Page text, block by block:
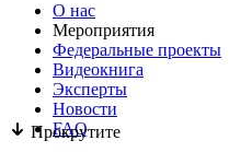
Прокрутите
О нас
Mероприятия
Федеральные проекты
Видеокнига
Эксперты
Новости
FAQ